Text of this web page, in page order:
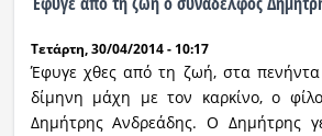
Τετάρτη, 30/04/2014 - 10:17
Έφυγε χθες από τη ζωή, στα
δίμηνη μάχη με τον καρκίνο, ο
Δημήτρης Ανδρεάδης. Ο Δημήτρης